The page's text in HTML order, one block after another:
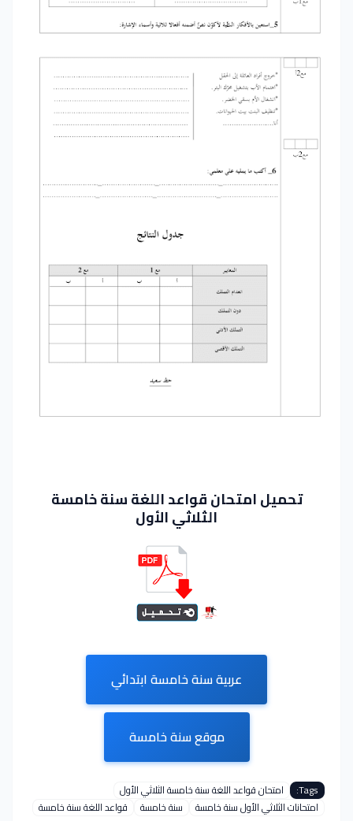
تحميل امتحان قواعد اللغة سنة خامسة
الثلاثي الأول
عربية سنة خامسة ابتدائي
موقع سنة خامسة
Tags:
امتحان قواعد اللغة سنة خامسة الثلاثي الأول
امتحانات الثلاثي الأول سنة خامسة
سنة خامسة قواعد اللغة سنة خامسة